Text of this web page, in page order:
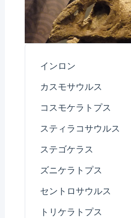
インロン
カスモサウルス
コスモケラトプス
スティラコサウルス
ステゴケラス
ズニケラトプス
セントロサウルス
トリケラトプス